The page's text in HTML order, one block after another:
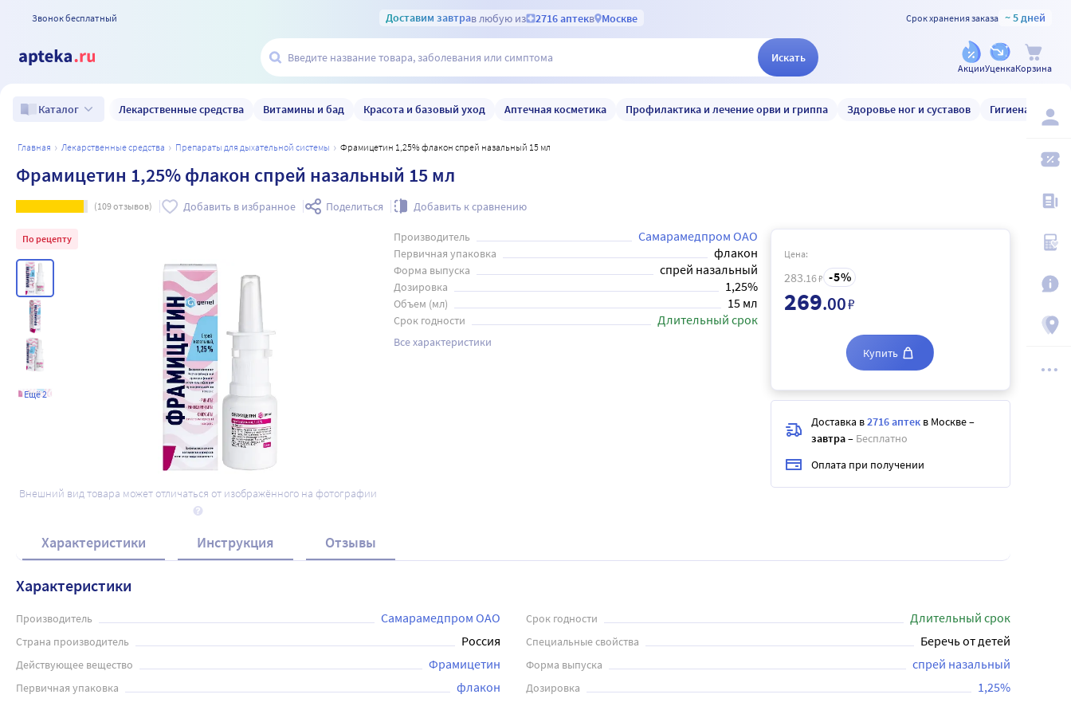
Звонок бесплатный Доставим завтрав любую из 2716 аптекв Москве Срок хранения заказа ~ 5 дней
Искать
АкцииУценкаКорзина
Каталог Лекарственные средства Витамины и бад Красота и базовый уход Аптечная косметика Профилактика и лечение орви и гриппа Здоровье ног и суставов Гигиена и уход
главная лекарственные средства препараты для дыхательной системы Фрамицетин 1,25% флакон спрей назальный 15 мл
Фрамицетин 1,25% флакон спрей назальный 15 мл
(109отзывов) Добавить в избранное Поделиться Добавить к сравнению
По рецепту
Ещё 2
Внешний вид товара может отличаться от изображённого на фотографии
Производитель Самарамедпром ОАО
Первичная упаковка флакон
Форма выпуска спрей назальный
Дозировка 1,25%
Объем (мл) 15 мл
Срок годности Длительный срок
Все характеристики
Цена:
283.16₽ 5
269.00₽
Купить
Доставка в2716 аптек в Москве–
завтра– Бесплатно
Оплата при получении
Характеристики Инструкция Отзывы
Характеристики
Производитель Самарамедпром ОАО Срок годности Длительный срок
Страна производитель Россия Специальные свойства Беречь от детей
Действующее вещество Фрамицетин Форма выпуска спрей назальный
Первичная упаковка флакон Дозировка 1,25%